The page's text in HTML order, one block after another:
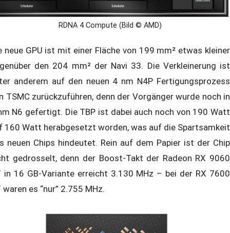
RDNA 4 Compute (Bild © AMD)
neue GPU ist mit einer Fläche von 199 mm² etwas kleiner
den 204 mm² der Navi 33. Die Verkleinerung ist
anderem auf den neuen 4 nm N4P Fertigungsprozess
TSMC zurückzuführen, denn der Vorgänger wurde noch in
N6 gefertigt. Die TBP ist dabei auch noch von 190 Watt
160 Watt herabgesetzt worden, was auf die Spartsamkeit
neuen Chips hindeutet. Rein auf dem Papier ist der Chip
gedrosselt, denn der Boost-Takt der Radeon RX 9060
in 16 GB-Variante erreicht 3.130 MHz – bei der RX 7600
waren es “nur” 2.755 MHz.